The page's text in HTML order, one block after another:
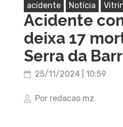
acidente Notícia
Acidente
deixa 17
Serra da
25/11/2024 | 10:59
Por redacao mz